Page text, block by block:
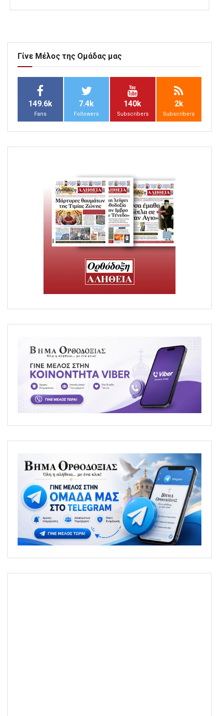
Γίνε Μέλος της Ομάδας μας
149.6k
Fans
7.4k
Followers
140k
Subscribers
2k
Subscribers